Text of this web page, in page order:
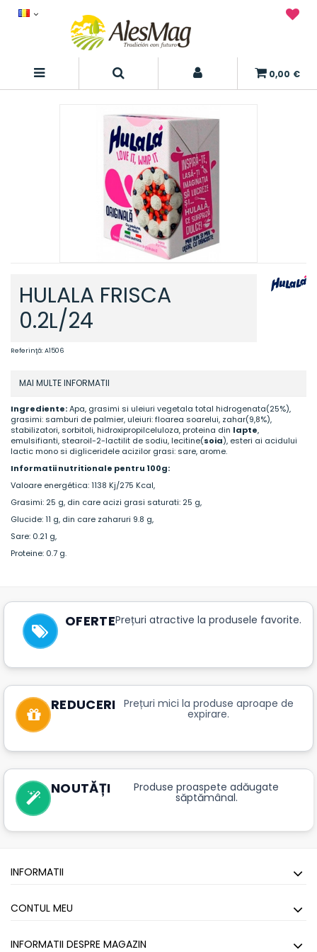
0,00 €
HULALA FRISCA
0.2L/24
Referinţă:A1506
MAI MULTE INFORMATII
Ingrediente:Apa, grasimi si uleiuri vegetala total hidrogenata(25%),
grasimi: samburi de palmier, uleiuri: floarea soarelui, zahar(9,8%),
stabilizatori, sorbitoli, hidroxipropilceluloza, proteina din lapte,
emulsifianti, stearoil-2-lactilit de sodiu, lecitine(soia), esteri ai acidului
lactic mono si digliceridele acizilor grasi: sare, arome.
Informatii nutritionale pentru 100g:
Valoare energética:1138 Kj/275 Kcal,
Grasimi: 25 g, din care acizi grasi saturati: 25 g,
Glucide: 11 g, din care zaharuri 9.8 g,
Sare: 0.21 g,
Proteine: 0.7 g.
OFERTEPrețuri atractive la produsele favorite.
REDUCERI Prețuri mici la produse aproape de
expirare.
NOUTĂȚI Produse proaspete adăugate
săptămânal.
INFORMATII
CONTUL MEU
INFORMATII DESPRE MAGAZIN